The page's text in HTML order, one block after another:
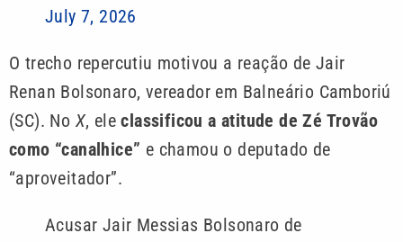
July 7, 2026
O trecho repercutiu motivou a reação de Jair
Renan Bolsonaro, vereador em Balneário Camboriú
(SC). No X, eleclassificou a atitude de Zé Trovão
como “canalhice” e chamou o deputado de
“aproveitador”.
Acusar Jair Messias Bolsonaro de